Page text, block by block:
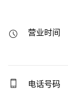
营业时间
电话号码